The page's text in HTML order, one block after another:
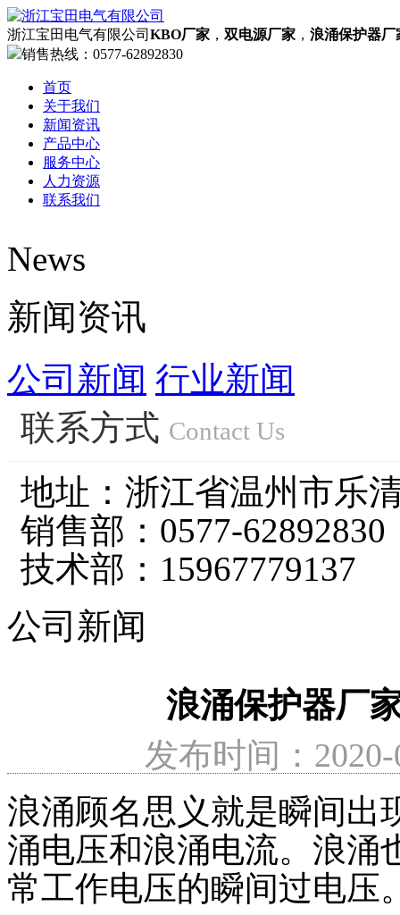
浙江宝田电气有限公司 KBO厂家 ， 双电源厂家 ， 浪涌保护器厂
销售热线： 0577-62892830
首页
关于我们
新闻资讯
产品中心
服务中心
人力资源
联系我们
了解更多
资质荣誉
企业文化
浙江宝田电气有限公司坐落于中国电气之都-柳市镇，是一
浙江宝田电气有限公司技术力量雄厚，人才结构配备合理
了解更多
公司遵循“诚信为本、科技创新、用户至上、质量上乘、贴
了解更多
公司新闻
行业新闻
如何通过元器件选型提高开关电源可靠性?
了解更多
产品分类
电子样本
产品目录
BTCPS系列控制与保护开关 双电源自动转换开关 数显表系列
News
新闻资讯
公司新闻 行业新闻
联系方式 Contact Us
地址：浙江省温州市乐
销售部：0577-62892830
技术部：15967779137
公司新闻
浪涌保护器厂
发布时间：
浪涌顾名思义就是瞬间出
涌电压和浪涌电流。浪涌
常工作电压的瞬间过电压